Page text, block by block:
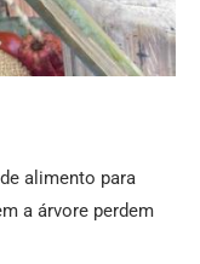
alimento para
a árvore perdem